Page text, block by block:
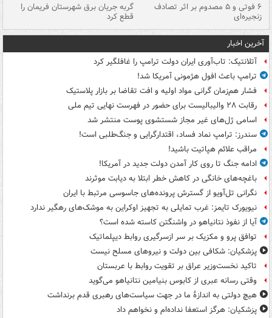
۶ فوتی و ۵ مصدوم بر اثر تصادف
زنجیره‌ای
گربه جریان برق شهرستان فریمان را
قطع کرد
آخرین اخبار
آتلانتیک: تاب‌آوری ایران دولت ترامپ را غافلگیر کرد
ترامپ باعث افول هژمونی آمریکا شد!
فشار هم‌زمان گرانی مواد اولیه و افت تقاضا بر بازار پلاستیک
رقابت ۲۸ والیبالیست برای حضور در فهرست نهایی تیم ملی
اسامی ژل‌های غیر مجاز شستشوی پوست منتشر شد
سندرز: ترامپ نماد فساد، اقتدارگرایی و جنگ‌طلبی است!
مراقب علائم هپاتیت باشید!
ادامه جنگ تا روی کار آمدن دولت جدید در آمریکا!
باغچه‌های خانگی در کاهش خطر ابتلا به دیابت موثرند
نگرانی تل‌آویو از گسترش پرونده‌های جاسوسی مرتبط با ایران
نیویورک تایمز: غرب تمایلی به تجهیز اوکراین به موشک‌های رهگیر ندارد
آیا از نفوذ نتانیاهو در واشنگتن کاسته شده است؟
توافق پرو و مکزیک بر سر ازسرگیری روابط دیپلماتیک
پزشکیان: شکافی بین دولت و نیروهای مسلح نیست
تاکید نخست‌وزیر عراق بر تقویت روابط با عربستان
وقتی رسانه عبری از کابوس بنیامین نتانیاهو می‌گوید
هیچ دولتی به اندازۀ ما در جهت سیاست‌های رهبری قدم برنداشت
پزشکیان: هرگز استعفا نداده‌ام و نخواهم داد